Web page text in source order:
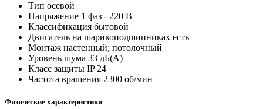
Тип осевой
Напряжение 1 фаз - 220 В
Классификация бытовой
Двигатель на шарикоподшипниках есть
Монтаж настенный; потолочный
Уровень шума 33 дБ(А)
Класс защиты IP 24
Частота вращения 2300 об/мин
Физические характеристики